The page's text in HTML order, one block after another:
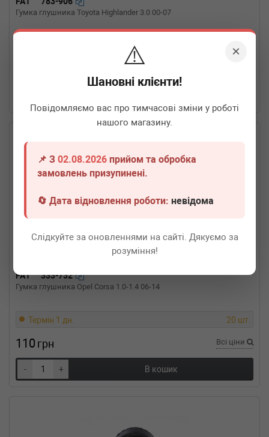
×
⚠️
Шановні клієнти!
Повідомляємо вас про тимчасові зміни у роботі
нашого магазину.
📌 З02.08.2026 прийом та обробка
замовлень призупинені.
🔄 Дата відновлення роботи:невідома
Слідкуйте за оновленнями на сайті. Дякуємо за
розуміння!
Гумка глушника Toyota Highlander 3.0 00-07
14 шт.
FA1 333-732
Гумка глушника Opel Corsa 1.0-1.4 06-14
Термін 1 дн. 20 шт.
110 грн Всі ціни
- + В кошик